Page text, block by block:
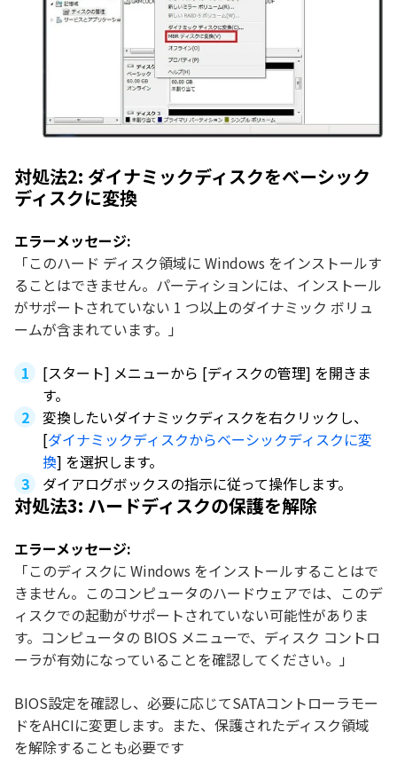
対処法2: ダイナミックディスクをベーシック
ディスクに変換
エラーメッセージ:
「このハード ディスク領域に Windows をインストールす
ることはできません。パーティションには、インストール
がサポートされていない 1 つ以上のダイナミック ボリュ
ームが含まれています。」
[スタート] メニューから [ディスクの管理] を開きま
す。
変換したいダイナミックディスクを右クリックし、
[ダイナミックディスクからベーシックディスクに変
換] を選択します。
ダイアログボックスの指示に従って操作します。
対処法3: ハードディスクの保護を解除
エラーメッセージ:
「このディスクに Windows をインストールすることはで
きません。このコンピュータのハードウェアでは、このデ
ィスクでの起動がサポートされていない可能性がありま
す。コンピュータの BIOS メニューで、ディスク コントロ
ーラが有効になっていることを確認してください。」
BIOS設定を確認し、必要に応じてSATAコントローラモー
ドをAHCIに変更します。また、保護されたディスク領域
を解除することも必要です